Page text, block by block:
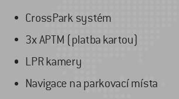
CrossPark systém
3x APTM (platba kartou)
LPR kamery
Navigace na parkovací místa